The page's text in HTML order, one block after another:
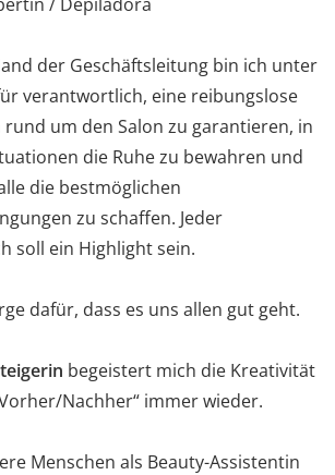
der Geschäftsleitung bin ich unter
verantwortlich, eine reibungslose
um den Salon zu garantieren, in
die Ruhe zu bewahren und
die bestmöglichen
zu schaffen. Jeder
soll ein Highlight sein.
dafür, dass es uns allen gut geht.
begeistert mich die Kreativität
Nachher“ immer wieder.
Menschen als Beauty-Assistentin